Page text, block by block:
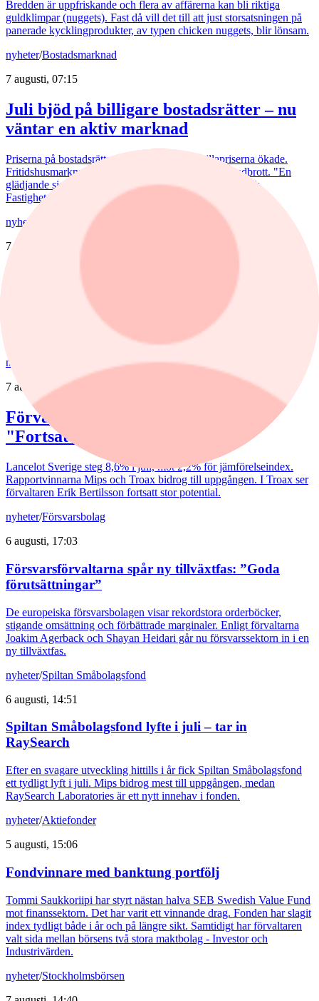
Bredden är uppfriskande och flera av affärerna kan bli riktiga
guldklimpar (nuggets). Fast då vill det till att just storsatsningen på
panerade kycklingprodukter, av typen chicken nuggets, blir lönsam.
nyheter/Bostadsmarknad
7 augusti, 07:15
Juli bjöd på billigare bostadsrätter – nu
väntar en aktiv marknad
Priserna på bostadsrätter sjönk i juli medan villapriserna ökade.
Fritidshusmarknaden bjöd samtidigt på månadens tredbrott. "En
glädjande signal", menar Liza Nyberg, tf VD för Svensk
Fastighetsförmedling.
nyheter
Aktierekommendationer
7 augusti, 08:39
Citigroup sänker riktkursen för Novo Nordisk. Här är dagens
aktierekommendationer.
nyheter
Aktiefonder
7 augusti, 15:58
Förvaltaren efter Troax rusning:
"Fortsatt stor potential"
Lancelot Sverige steg 8,6% i juli, mot 2,2% för jämförelseindex.
Rapportvinnarna Mips och Troax bidrog till uppgången. I Troax ser
förvaltaren Erik Bertilsson fortsatt stor potential.
nyheter/Försvarsbolag
6 augusti, 17:03
Försvarsförvaltarna spår ny tillväxtfas: ”Goda
förutsättningar”
De europeiska försvarsbolagen visar rekordstora orderböcker,
stigande omsättning och förbättrade marginaler. Enligt förvaltarna
Joakim Agerback och Shayan Heidari går nu försvarssektorn in i en
ny tillväxtfas.
nyheter/Spiltan Småbolagsfond
6 augusti, 14:51
Spiltan Småbolagsfond lyfte i juli – tar in
RaySearch
Efter en svagare utveckling hittills i år fick Spiltan Småbolagsfond
ett tydligt lyft i juli. Mips bidrog mest till uppgången, medan
RaySearch Laboratories är ett nytt innehav i fonden.
nyheter/Aktiefonder
5 augusti, 15:06
Fondvinnare med banktung portfölj
Tommi Saukkoriipi har styrt nästan halva SEB Swedish Value Fund
mot finanssektorn. Det har varit ett vinnande drag. Fonden har slagit
index tydligt både i år och på längre sikt. Samtidigt har förvaltaren
valt sida mellan börsens två stora maktbolag - Investor och
Industrivärden.
nyheter/Stockholmsbörsen